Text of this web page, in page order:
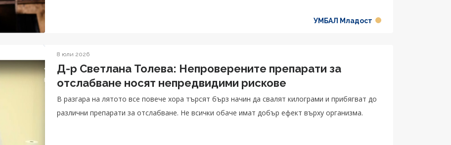
УМБАЛ Младост
8 юли 2026
Д-р Светлана Толева: Непроверените препарати за
отслабване носят непредвидими рискове
В разгара на лятото все повече хора търсят бърз начин да свалят килограми и прибягват до
различни препарати за отслабване. Не всички обаче имат добър ефект върху организма.